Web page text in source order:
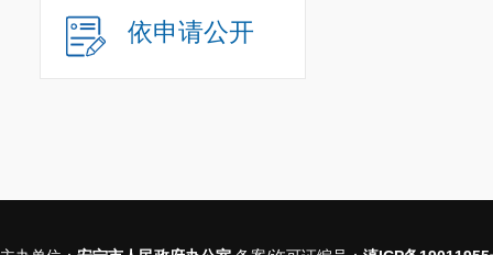
依申请公开